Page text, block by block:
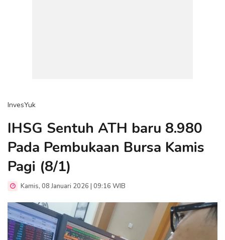
InvesYuk
IHSG Sentuh ATH baru 8.980
Pada Pembukaan Bursa Kamis
Pagi (8/1)
Kamis, 08 Januari 2026 | 09:16 WIB